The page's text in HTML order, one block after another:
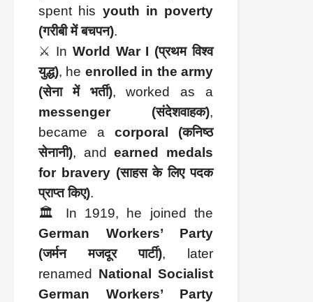
spent his youth in poverty
(गरीबी में बचपन).
⚔️ In World War I (प्रथम विश्व
युद्ध), he enrolled in the army
(सेना में भर्ती), worked as a
messenger (संदेशवाहक),
became a corporal (कनिष्ठ
सेनानी), andearned medals
for bravery (साहस के लिए पदक
प्राप्त किए).
🏛️ In 1919, he joined the
German Workers’ Party
(जर्मन मजदूर पार्टी), later
renamed National Socialist
German Workers’ Party